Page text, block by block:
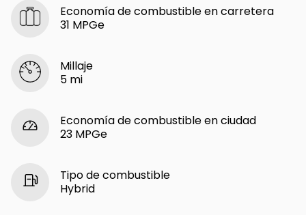
Economía de combustible en carretera
31 MPGe
Millaje
5 mi
Economía de combustible en ciudad
23 MPGe
Tipo de combustible
Hybrid